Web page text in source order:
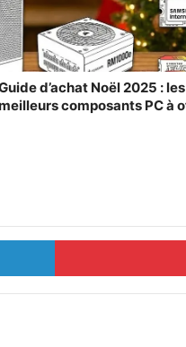
d’achat Noël 2025 : les
meilleurs composants PC à
Linkedin